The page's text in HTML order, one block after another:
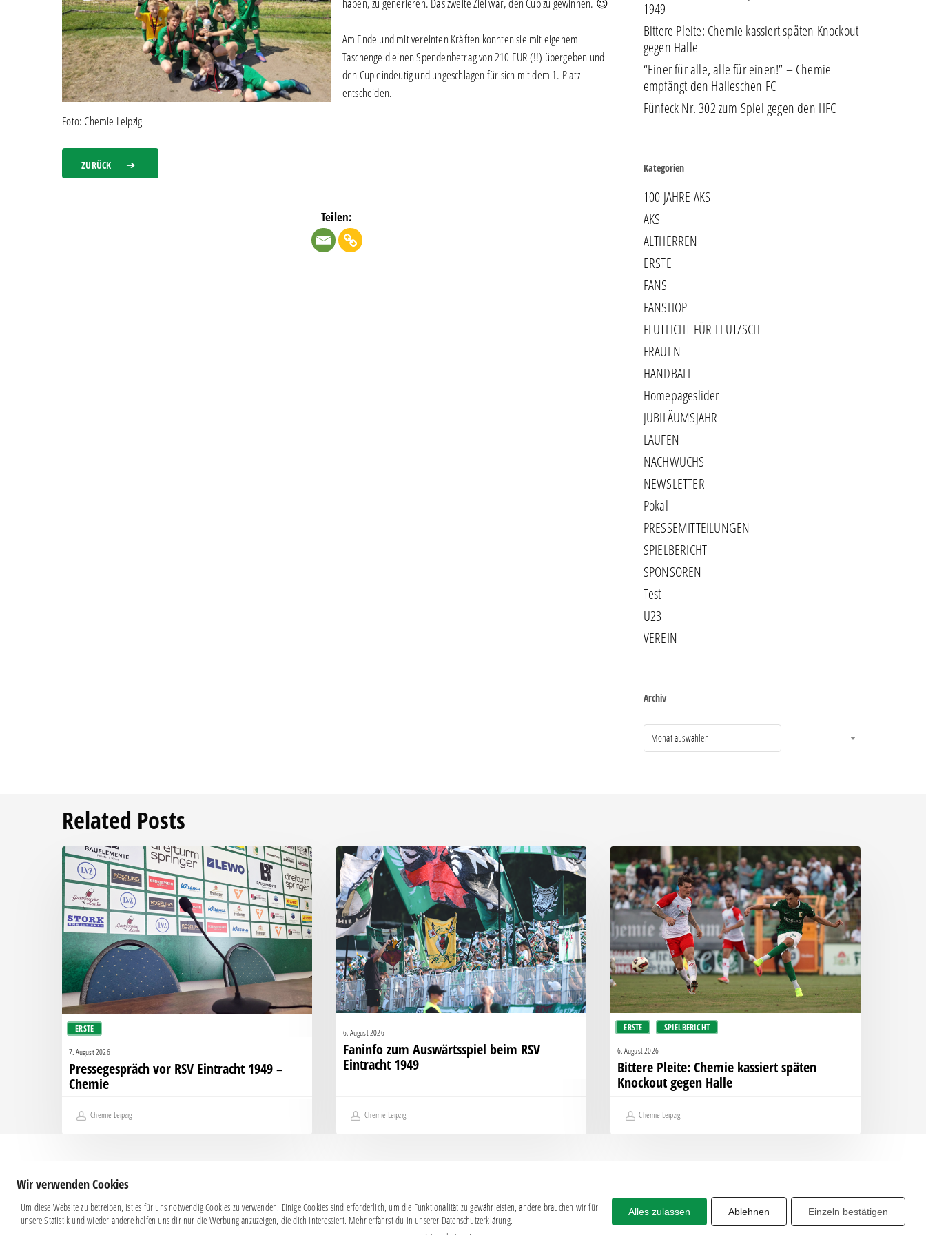
Foto: Chemie Leipzig
Am Ende und mit vereinten Kräften konnten sie mit eigenem
Taschengeld einen Spendenbetrag von 210 EUR (!!) übergeben und
den Cup eindeutig und ungeschlagen für sich mit dem 1. Platz
entscheiden.
ZURÜCK
Teilen:
1949
Bittere Pleite: Chemie kassiert späten Knockout
gegen Halle
“Einer für alle, alle für einen!” – Chemie
empfängt den Halleschen FC
Fünfeck Nr. 302 zum Spiel gegen den HFC
Kategorien
100 JAHRE AKS
AKS
ALTHERREN
ERSTE
FANS
FANSHOP
FLUTLICHT FÜR LEUTZSCH
FRAUEN
HANDBALL
Homepageslider
JUBILÄUMSJAHR
LAUFEN
NACHWUCHS
NEWSLETTER
Pokal
PRESSEMITTEILUNGEN
SPIELBERICHT
SPONSOREN
Test
U23
VEREIN
Archiv
Monat auswählen
Related Posts
ERSTE
Pressegespräch
vor
RSV
Eintracht
1949
–
Chemie
7. August 2026
Pressegespräch vor RSV Eintracht 1949 –
Chemie
Chemie Leipzig
Faninfo
zum
Auswärtsspiel
beim
RSV
Eintracht
1949
6. August 2026
Faninfo zum Auswärtsspiel beim RSV
Eintracht 1949
Chemie Leipzig
ERSTE SPIELBERICHT
Bittere
Pleite:
Chemie
kassiert
späten
Knockout
gegen
Halle
6. August 2026
Bittere Pleite: Chemie kassiert späten
Knockout gegen Halle
Chemie Leipzig
Share
Impressum|Datenschutz
BSG CHEMIE LEIPZIG © 2026
Wir verwenden Cookies
Um diese Website zu betreiben, ist es für uns notwendig Cookies zu verwenden. Einige Cookies sind erforderlich, um die Funktionalität zu gewährleisten, andere brauchen wir für
unsere Statistik und wieder andere helfen uns dir nur die Werbung anzuzeigen, die dich interessiert. Mehr erfährst du in unserer Datenschutzerklärung.
Alles zulassen Ablehnen Einzeln bestätigen